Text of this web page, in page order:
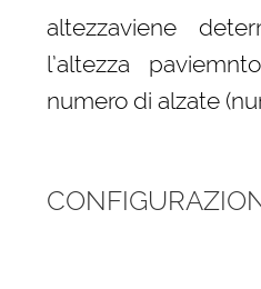
altezzaviene
l’altezza
numero di alzate